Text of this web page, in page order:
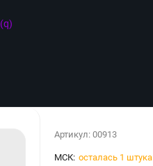
Артикул:00913
МСК: осталась 1 штука